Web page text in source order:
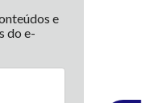
e
do e-